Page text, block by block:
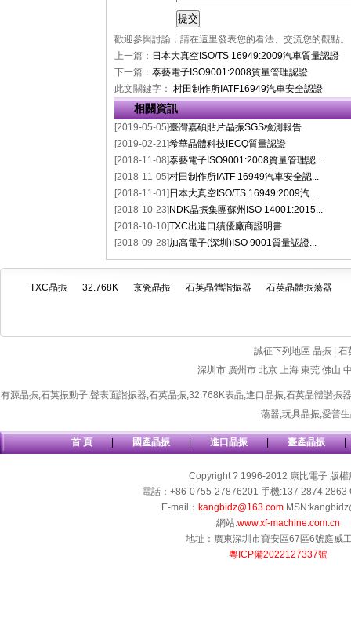
歡迎參與討論，請在這里發表您的看法、交流您的觀點。
上一篇： 日本大真空ISO/TS 16949:2009汽車質量認證
下一篇： 泰藝電子ISO9001:2008質量管理認證
此文關鍵字： 村田制作所IATF16949汽車安全認證
相關資訊
[2019-05-05]臺灣嘉碩貼片晶振SGS檢測報告
[2019-02-21]希華晶體科技IECQ質量認證
[2018-11-08]泰藝電子ISO9001:2008質量管理認...
[2018-11-05]村田制作所IATF 16949汽車安全認...
[2018-11-01] 日本大真空ISO/TS 16949:2009汽...
[2018-10-23] NDK晶振集團蘇州ISO 14001:2015...
[2018-10-10]TXC出進口績優廠商證明書
[2018-09-28]加高電子(深圳)ISO 9001質量認證...
TXC晶振 32.768K 京瓷晶振 石英晶體諧振器 石英晶體振蕩器
誠征下列地區 晶振 |
深圳市 廣州市 北京 上海 東莞 佛山
有源晶振,石英振動子,聲表面諧振器,石英晶振,32.768K表晶,進口晶振,石英晶體諧振器
蕩器,玩具晶振,愛普
首 頁 | 國產晶振 | 進口晶振 | 臺產晶振 |
Copyright ? 1996-2012 康比電子 版權
電話：+86-0755-27876201 手機:137 2874 2863
E-mail： kangbidz@163.com
網站:www.xf-machine.com.cn
地址：廣東深圳市寶安區67區6號庭威
粵ICP備2022127337號